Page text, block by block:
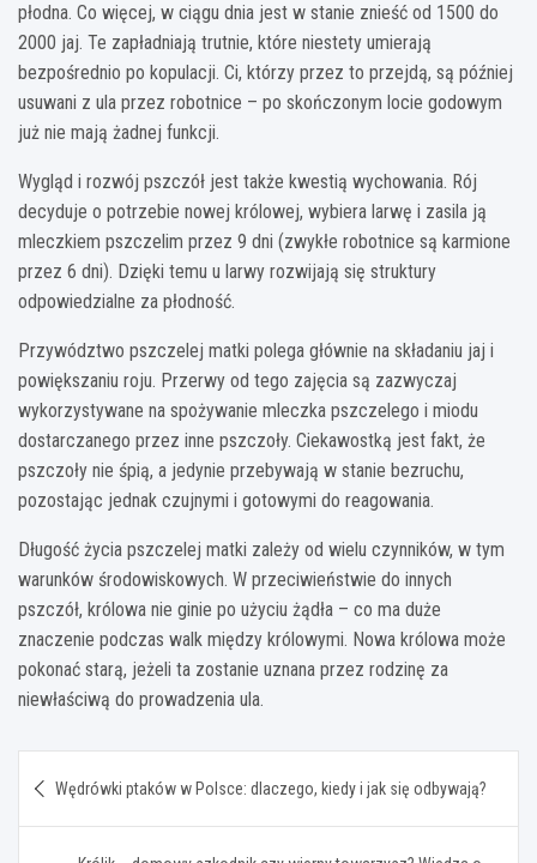
płodna. Co więcej, w ciągu dnia jest w stanie znieść od 1500 do
2000 jaj. Te zapładniają trutnie, które niestety umierają
bezpośrednio po kopulacji. Ci, którzy przez to przejdą, są później
usuwani z ula przez robotnice – po skończonym locie godowym
już nie mają żadnej funkcji.
Wygląd i rozwój pszczół jest także kwestią wychowania. Rój
decyduje o potrzebie nowej królowej, wybiera larwę i zasila ją
mleczkiem pszczelim przez 9 dni (zwykłe robotnice są karmione
przez 6 dni). Dzięki temu u larwy rozwijają się struktury
odpowiedzialne za płodność.
Przywództwo pszczelej matki polega głównie na składaniu jaj i
powiększaniu roju. Przerwy od tego zajęcia są zazwyczaj
wykorzystywane na spożywanie mleczka pszczelego i miodu
dostarczanego przez inne pszczoły. Ciekawostką jest fakt, że
pszczoły nie śpią, a jedynie przebywają w stanie bezruchu,
pozostając jednak czujnymi i gotowymi do reagowania.
Długość życia pszczelej matki zależy od wielu czynników, w tym
warunków środowiskowych. W przeciwieństwie do innych
pszczół, królowa nie ginie po użyciu żądła – co ma duże
znaczenie podczas walk między królowymi. Nowa królowa może
pokonać starą, jeżeli ta zostanie uznana przez rodzinę za
niewłaściwą do prowadzenia ula.
wpisu
Wędrówki ptaków w Polsce: dlaczego, kiedy i jak się odbywają?